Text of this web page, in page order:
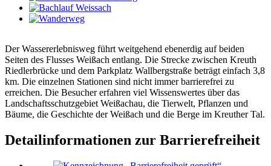
Der Wassererlebnisweg führt weitgehend ebenerdig auf beiden
Seiten des Flusses Weißach entlang. Die Strecke zwischen Kreuth
Riedlerbrücke und dem Parkplatz Wallbergstraße beträgt einfach 3,8
km. Die einzelnen Stationen sind nicht immer barrierefrei zu
erreichen. Die Besucher erfahren viel Wissenswertes über das
Landschaftsschutzgebiet Weißachau, die Tierwelt, Pflanzen und
Bäume, die Geschichte der Weißach und die Berge im Kreuther Tal.
Detailinformationen zur Barrierefreiheit